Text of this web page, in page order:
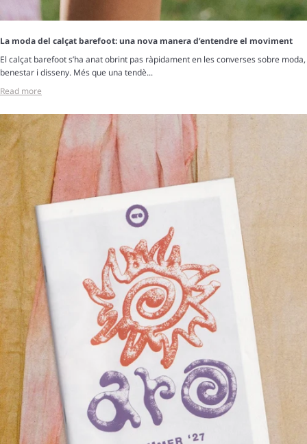
La moda del calçat barefoot: una nova manera d’entendre el moviment
El calçat barefoot s’ha anat obrint pas ràpidament en les converses sobre moda,
benestar i disseny. Més que una tendè...
Read more